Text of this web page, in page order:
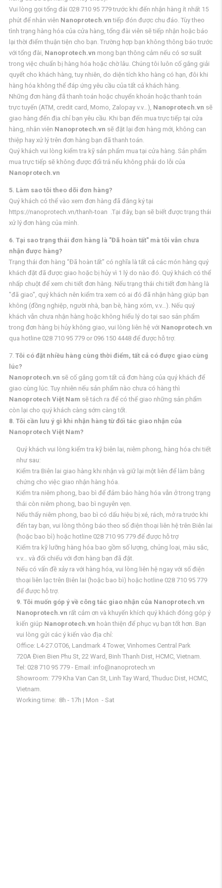
Vui lòng gọi tổng đài 028 710 95 779 trước khi đến nhận hàng ít nhất 15
phút để nhân viên Nanoprotech.vn tiếp đón được chu đáo. Tùy theo
tình trạng hàng hóa của cửa hàng, tổng đài viên sẽ tiếp nhận hoặc báo
lại thời điểm thuận tiện cho bạn. Trường hợp bạn không thông báo trước
với tổng đài, Nanoprotech.vn mong bạn thông cảm nếu có sơ suất
trong việc chuẩn bị hàng hóa hoặc chờ lâu. Chúng tôi luôn cố gắng giải
quyết cho khách hàng, tuy nhiên, do diện tích kho hàng có hạn, đôi khi
hàng hóa không thể đáp ứng yêu cầu của tất cả khách hàng.
Những đơn hàng đã thanh toán hoặc chuyển khoản hoặc thanh toán
trực tuyến (ATM, credit card, Momo, Zalopay v.v…), Nanoprotech.vn sẽ
giao hàng đến địa chỉ bạn yêu cầu. Khi bạn đến mua trực tiếp tại cửa
hàng, nhân viên Nanoprotech.vn sẽ đặt lại đơn hàng mới, không can
thiệp hay xử lý trên đơn hàng bạn đã thanh toán.
Quý khách vui lòng kiểm tra kỹ sản phẩm mua tại cửa hàng. Sản phẩm
mua trực tiếp sẽ không được đổi trả nếu không phải do lỗi của
Nanoprotech.vn
5. Làm sao tôi theo dõi đơn hàng?
Quý khách có thể vào xem đơn hàng đã đăng ký tại
https://nanoprotech.vn/thanh-toan .Tại đây, bạn sẽ biết được trạng thái
xử lý đơn hàng của mình.
6. Tại sao trạng thái đơn hàng là "Đã hoàn tất" mà tôi vẫn chưa
nhận được hàng?
Trạng thái đơn hàng “Đã hoàn tất” có nghĩa là tất cả các món hàng quý
khách đặt đã được giao hoặc bị hủy vì 1 lý do nào đó. Quý khách có thể
nhấp chuột để xem chi tiết đơn hàng. Nếu trạng thái chi tiết đơn hàng là
"đã giao", quý khách nên kiểm tra xem có ai đó đã nhận hàng giúp bạn
không (đồng nghiệp, người nhà, bạn bè, hàng xóm, v.v…). Nếu quý
khách vẫn chưa nhận hàng hoặc không hiểu lý do tại sao sản phẩm
trong đơn hàng bị hủy không giao, vui lòng liên hệ với Nanoprotech.vn
qua hotline 028 710 95 779 or 096 150 4448 để được hỗ trợ.
7. Tôi có đặt nhiều hàng cùng thời điểm, tất cả có được giao cùng
lúc?
Nanoprotech.vn sẽ cố gắng gom tất cả đơn hàng của quý khách để
giao cùng lúc. Tuy nhiên nếu sản phẩm nào chưa có hàng thì
Nanoprotech Việt Nam sẽ tách ra để có thể giao những sản phẩm
còn lại cho quý khách càng sớm càng tốt.
8. Tôi cần lưu ý gì khi nhận hàng từ đối tác giao nhận của
Nanoprotech Việt Nam?
Quý khách vui lòng kiểm tra kỹ biên lai, niêm phong, hàng hóa chi tiết
như sau:
Kiểm tra Biên lai giao hàng khi nhận và giữ lại một liên để làm bằng
chứng cho việc giao nhận hàng hóa.
Kiểm tra niêm phong, bao bì để đảm bảo hàng hóa vẫn ở trong trạng
thái còn niêm phong, bao bì nguyên vẹn.
Nếu thấy niêm phong, bao bì có dấu hiệu bị xé, rách, mở ra trước khi
đến tay bạn, vui lòng thông báo theo số điện thoại liên hệ trên Biên lai
(hoặc bao bì) hoặc hotline 028 710 95 779 để được hỗ trợ
Kiểm tra kỹ lưỡng hàng hóa bao gồm số lượng, chủng loại, màu sắc,
v.v… và đối chiếu với đơn hàng bạn đã đặt.
Nếu có vấn đề xảy ra với hàng hóa, vui lòng liên hệ ngay với số điện
thoại liên lạc trên Biên lai (hoặc bao bì) hoặc hotline 028 710 95 779
để được hỗ trợ.
9. Tôi muốn góp ý về công tác giao nhận của Nanoprotech.vn
Nanoprotech.vn rất cảm ơn và khuyến khích quý khách đóng góp ý
kiến giúp Nanoprotech.vn hoàn thiện để phục vụ bạn tốt hơn. Bạn
vui lòng gửi các ý kiến vào địa chỉ:
Office: L4-27.OT06, Landmark 4 Tower, Vinhomes Central Park
720A Đien Bien Phu St, 22 Ward, Binh Thanh Dist, HCMC, Vietnam.
Tel: 028 710 95 779 - Email: info@nanoprotech.vn
Showroom: 779 Kha Van Can St, Linh Tay Ward, Thuduc Dist, HCMC,
Vietnam.
Working time: 8h - 17h | Mon - Sat